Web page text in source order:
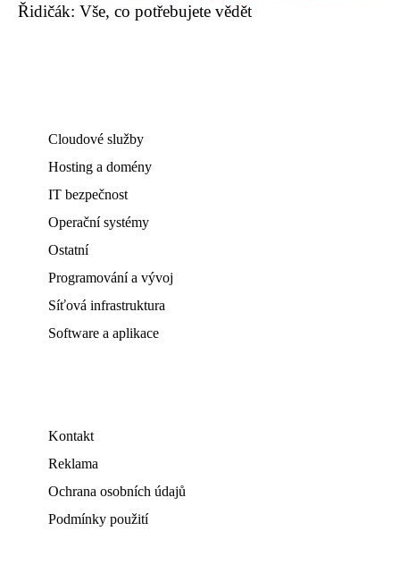
Řidičák: Vše, co potřebujete vědět
Cloudové služby
Hosting a domény
IT bezpečnost
Operační systémy
Ostatní
Programování a vývoj
Síťová infrastruktura
Software a aplikace
Kontakt
Reklama
Ochrana osobních údajů
Podmínky použití